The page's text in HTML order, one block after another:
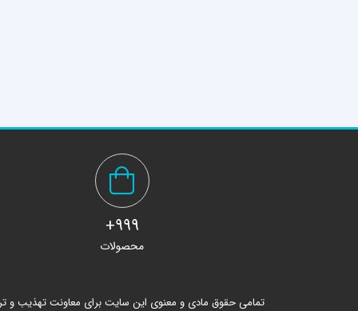
999+
محصولات
تمامی حقوق مادی و معنوی این سایت برای معاونت تهذیب